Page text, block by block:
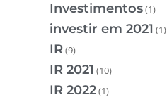
Investimentos(1)
investir em 2021 (1)
IR(9)
IR 2021 (10)
IR 2022(1)